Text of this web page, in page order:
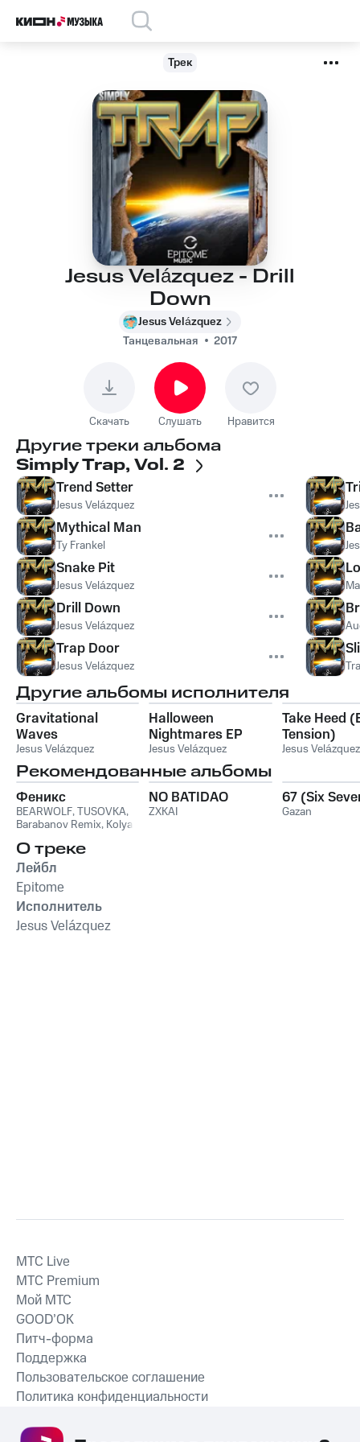
Трек
Jesus Velázquez - Drill
Down
Jesus Velázquez
Танцевальная
2017
Скачать Слушать Нравится
Другие треки альбома
Simply Trap, Vol. 2
Trend Setter
Jesus Velázquez
Mythical Man
Ty Frankel
Snake Pit
Jesus Velázquez
Drill Down
Jesus Velázquez
Trap Door
Jesus Velázquez
Другие альбомы исполнителя
Gravitational
Waves
Jesus Velázquez
Halloween
Nightmares EP
Jesus Velázquez
Take Heed
Tension)
Jesus Velázquez
Рекомендованные альбомы
Феникс
BEARWOLF,TUSOVKA,
Barabanov Remix, Kolya
NO BATIDAO
ZXKAI
67 (Six
Gazan
О треке
Лейбл
Epitome
Исполнитель
Jesus Velázquez
MTС Live
MTС Premium
Мой МТС
GOOD’OK
Питч-форма
Поддержка
Пользовательское соглашение
Политика конфиденциальности